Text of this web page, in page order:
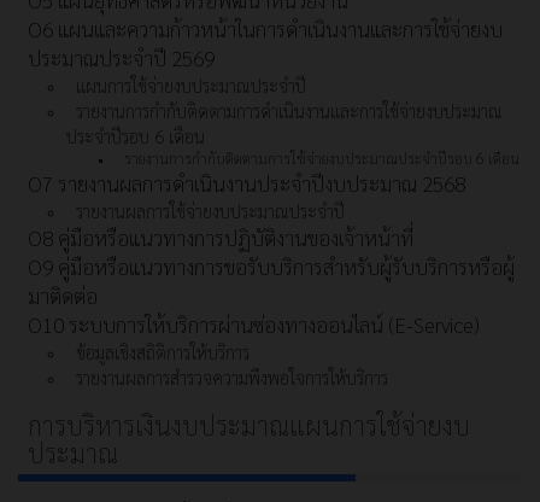
O6 แผนและความก้าวหน้าในการดำเนินงานและการใช้จ่ายงบ
ประมาณประจำปี 2569
แผนการใช้จ่ายงบประมาณประจำปี
รายงานการกำกับติดตามการดำเนินงานและการใช้จ่ายงบประมาณ
ประจำปีรอบ 6 เดือน
รายงานการกำกับติดตามการใช้จ่ายงบประมาณประจำปีรอบ 6 เดือน
O7 รายงานผลการดำเนินงานประจำปีงบประมาณ 2568
รายงานผลการใช้จ่ายงบประมาณประจำปี
O8 คู่มือหรือแนวทางการปฏิบัติงานของเจ้าหน้าที่
O9 คู่มือหรือแนวทางการขอรับบริการสำหรับผู้รับบริการหรือผู้
มาติดต่อ
O10 ระบบการให้บริการผ่านซ่องทางออนไลน์ (E-Service)
ข้อมูลเชิงสถิติการให้บริการ
รายงานผลการสำรวจความพึงพอใจการให้บริการ
การบริหารเงินงบประมาณแผนการใช้จ่ายงบ
ประมาณ